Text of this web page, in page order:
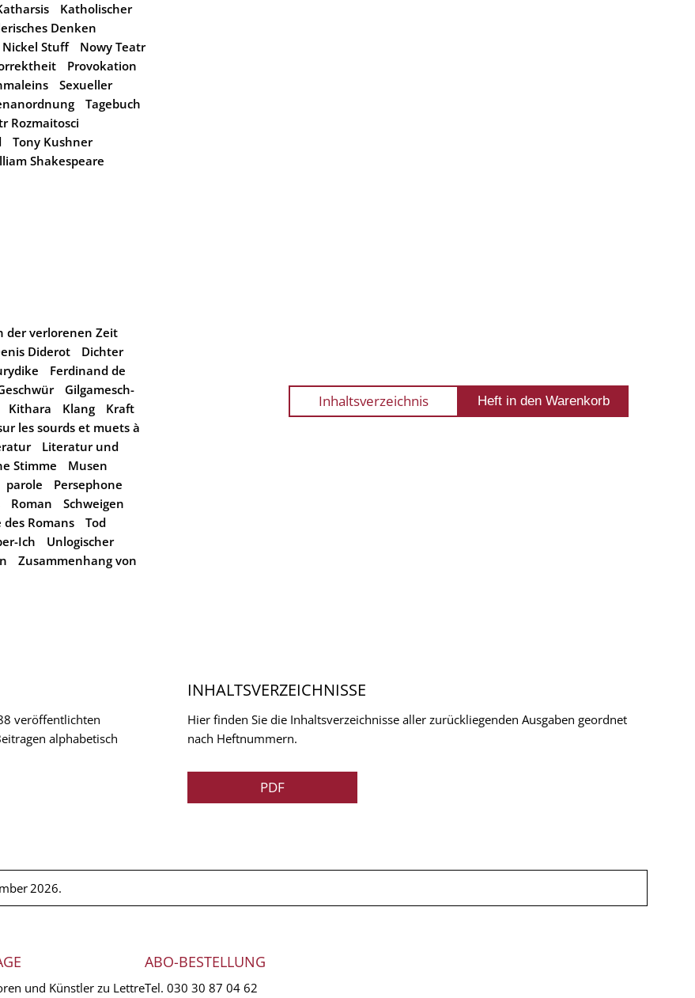
Katholischer
Denken
Nickel Stuff
Nowy Teatr
Provokation
Sexueller
Tagebuch
Rozmaitosci
Tony Kushner
Shakespeare
der verlorenen Zeit
Diderot
Dichter
Ferdinand de
Gilgamesch-
Kithara Klang
Kraft
les sourds et muets à
Literatur und
Stimme
Musen
parole
Persephone
Roman
Schweigen
des Romans
Tod
Ich
Unlogischer
Zusammenhang von
Inhaltsverzeichnis
veröffentlichten
alphabetisch
INHALTSVERZEICHNISSE
Hier finden Sie die Inhaltsverzeichnisse aller zurückliegenden Ausgaben geordnet
nach Heftnummern.
PDF
2026.
und Künstler zu Lettre
ABO-BESTELLUNG
Tel. 030 30 87 04 62